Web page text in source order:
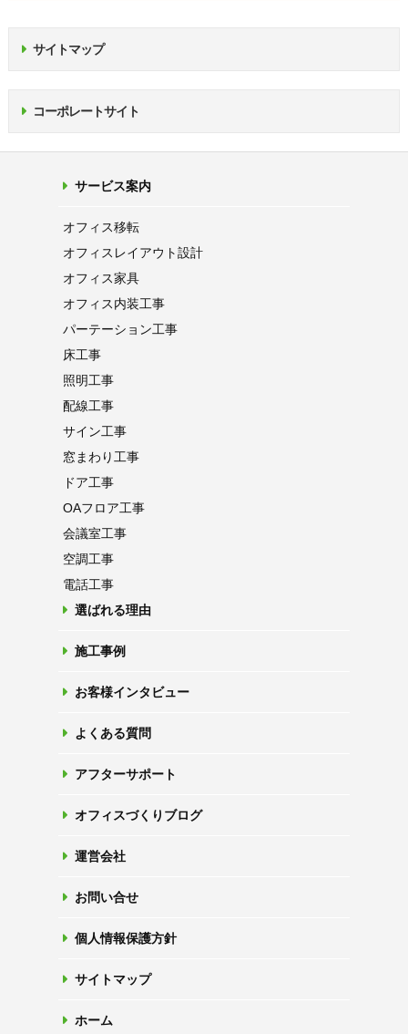
サイトマップ
コーポレートサイト
サービス案内
オフィス移転
オフィス レイアウト設計
オフィス家具
オフィス内装工事
パーテーション工事
床工事
照明工事
配線工事
サイン工事
窓まわり工事
ドア工事
OAフロア工事
会議室工事
空調工事
電話工事
選ばれる理由
施工事例
お客様インタビュー
よくある質問
アフターサポート
オフィスづくりブログ
運営会社
お問い合せ
個人情報保護方針
サイトマップ
ホーム